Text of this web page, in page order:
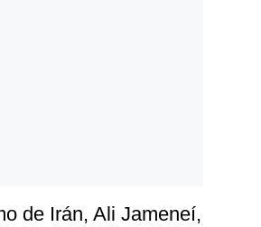
de Irán, Ali Jameneí,